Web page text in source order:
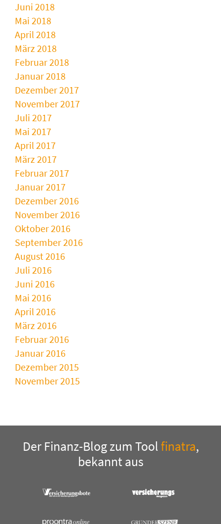
Juni 2018
Mai 2018
April 2018
März 2018
Februar 2018
Januar 2018
Dezember 2017
November 2017
Juli 2017
Mai 2017
April 2017
März 2017
Februar 2017
Januar 2017
Dezember 2016
November 2016
Oktober 2016
September 2016
August 2016
Juli 2016
Juni 2016
Mai 2016
April 2016
März 2016
Februar 2016
Januar 2016
Dezember 2015
November 2015
Der Finanz-Blog zum Toolfinatra,
bekannt aus